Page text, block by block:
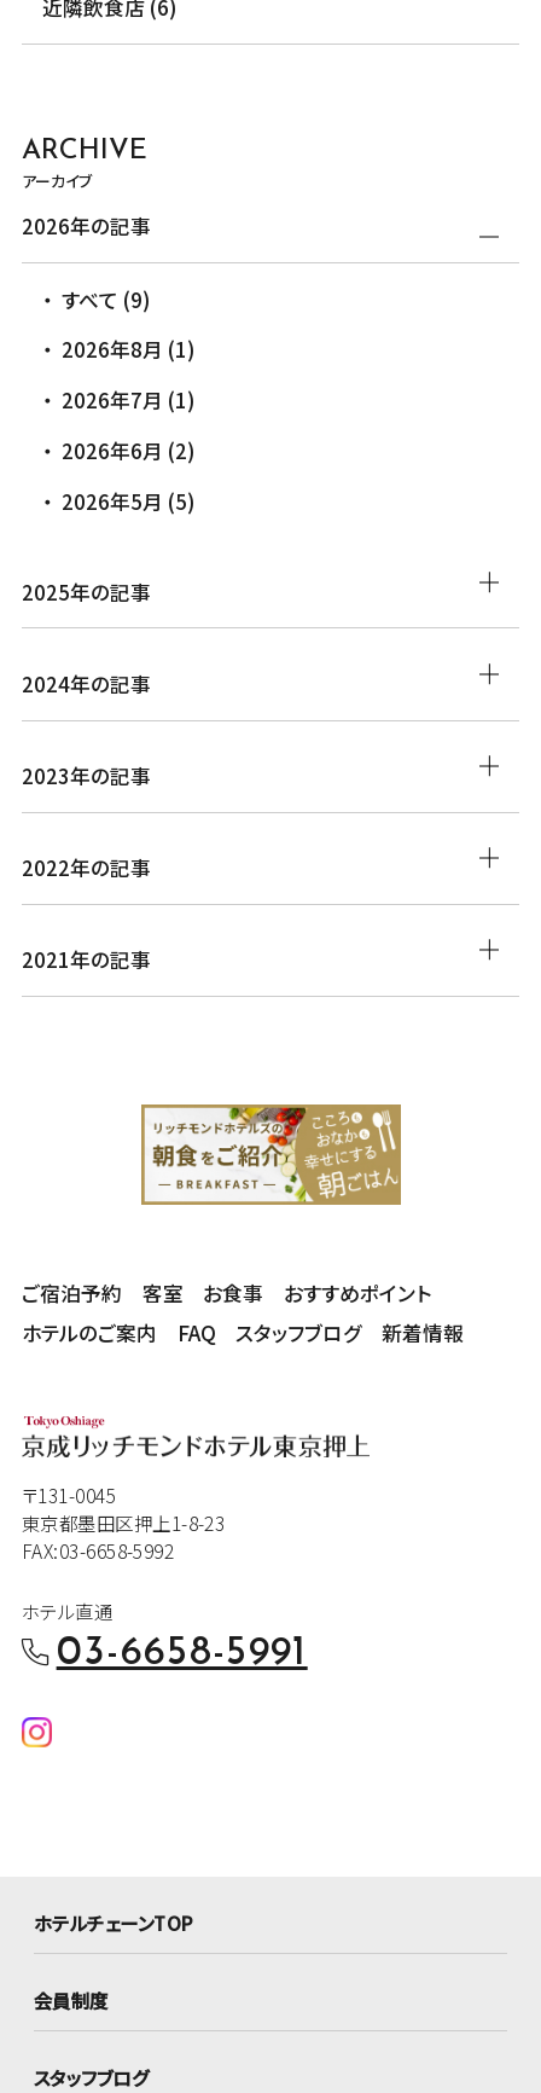
近隣飲食店 (6)
ARCHIVE
アーカイブ
2026年の記事
すべて (9)
2026年8月 (1)
2026年7月 (1)
2026年6月 (2)
2026年5月 (5)
2025年の記事
2024年の記事
2023年の記事
2022年の記事
2021年の記事
ご宿泊予約 客室 お食事
おすすめポイント
ホテルのご案内
FAQ スタッフブログ 新着情報
〒131-0045
東京都墨田区押上1-8-23
FAX:03-6658-5992
ホテル直通
03-6658-5991
ホテルチェーンTOP
会員制度
スタッフブログ